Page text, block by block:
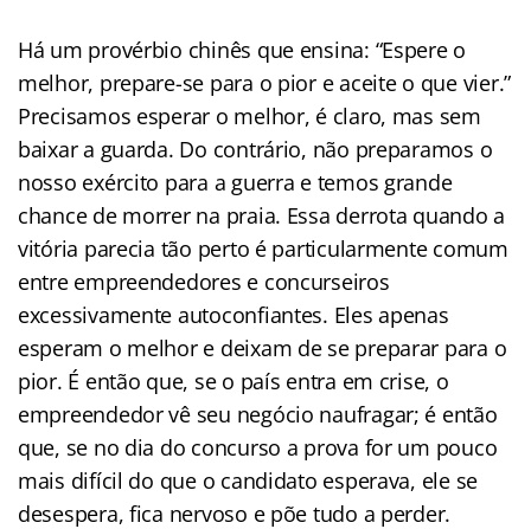
Há um provérbio chinês que ensina: “Espere o
melhor, prepare-se para o pior e aceite o que vier.”
Precisamos esperar o melhor, é claro, mas sem
baixar a guarda. Do contrário, não preparamos o
nosso exército para a guerra e temos grande
chance de morrer na praia. Essa derrota quando a
vitória parecia tão perto é particularmente comum
entre empreendedores e concurseiros
excessivamente autoconfiantes. Eles apenas
esperam o melhor e deixam de se preparar para o
pior. É então que, se o país entra em crise, o
empreendedor vê seu negócio naufragar; é então
que, se no dia do concurso a prova for um pouco
mais difícil do que o candidato esperava, ele se
desespera, fica nervoso e põe tudo a perder.